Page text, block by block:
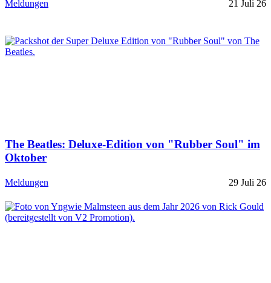
Meldungen 21 Juli 26
The Beatles: Deluxe-Edition von "Rubber Soul" im
Oktober
Meldungen 29 Juli 26